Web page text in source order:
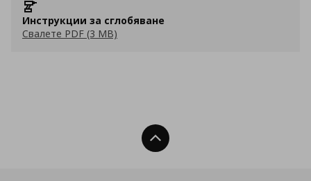
Инструкции за сглобяване
Свалете PDF (3 MB)
Нагоре